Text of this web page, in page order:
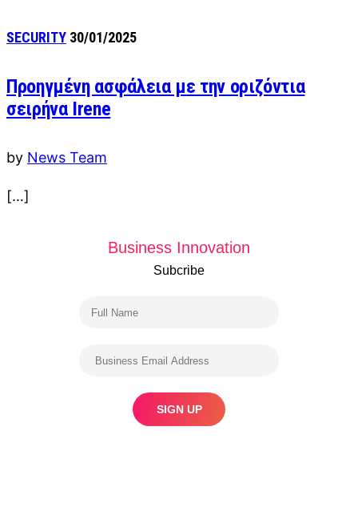
SECURITY 30/01/2025
Προηγμένη ασφάλεια με την οριζόντια
σειρήνα Irene
by News Team
[…]
Business Innovation
Subcribe